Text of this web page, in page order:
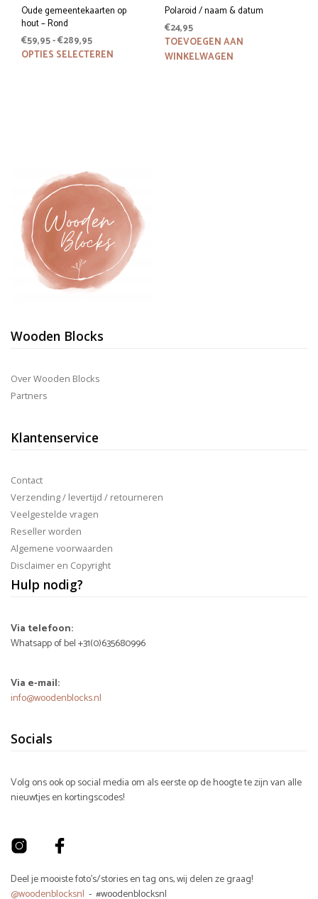
Oude gemeentekaarten op
hout – Rond
€59,95-€289,95Prijsklasse:
€59,95
OPTIES SELECTEREN
Polaroid / naam & datum
€24,95
TOEVOEGEN AAN
WINKELWAGEN
Wooden Blocks
Over Wooden Blocks
Partners
Klantenservice
Contact
Verzending / levertijd / retourneren
Veelgestelde vragen
Reseller worden
Algemene voorwaarden
Disclaimer en Copyright
Hulp nodig?
Via telefoon:
Whatsapp of bel +31(0)635680996
Via e-mail:
info@woodenblocks.nl
Socials
Volg ons ook op social media om als eerste op de hoogte te zijn van alle
nieuwtjes en kortingscodes!
Deel je mooiste foto's/stories en tag ons, wij delen ze graag!
@woodenblocksnl - #woodenblocksnl